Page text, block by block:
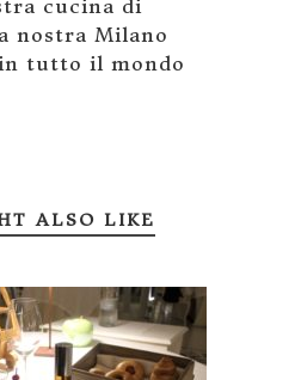
cucina di
nostra Milano
tutto il mondo
ALSO LIKE